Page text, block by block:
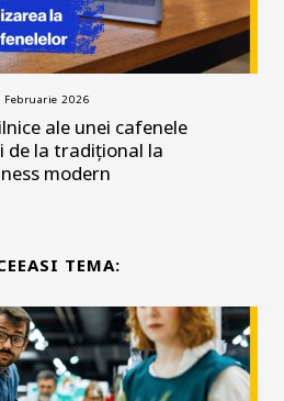
Februarie 2026
ale unei cafenele
de la tradițional la
modern
TEMA: